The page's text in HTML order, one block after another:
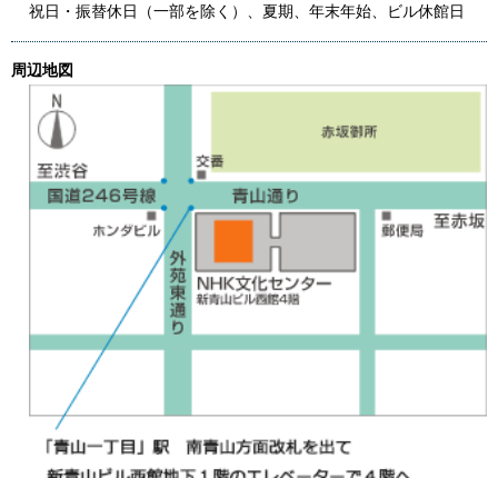
祝日・振替休日（一部を除く）、夏期、年末年始、ビル休館日
周辺地図